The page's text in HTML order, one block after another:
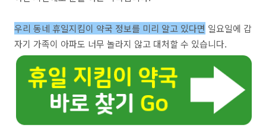
우리 동네 휴일지킴이 약국 정보를 미리 알고 있다면 일요일에 갑
자기 가족이 아파도 너무 놀라지 않고 대처할 수 있습니다.